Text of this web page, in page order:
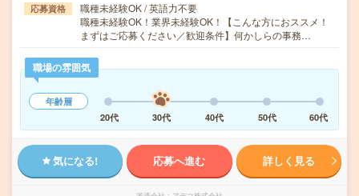
応募資格
職種未経験OK / 英語力不要
職種未経験OK！業界未経験OK！【こんな方におススメ！
まずはご応募ください／歓迎条件】何かしらの事務…
職場の雰囲気
年齢層
20代
30代 40代 50代 60代
気になる! 応募へ進む 詳しく見る